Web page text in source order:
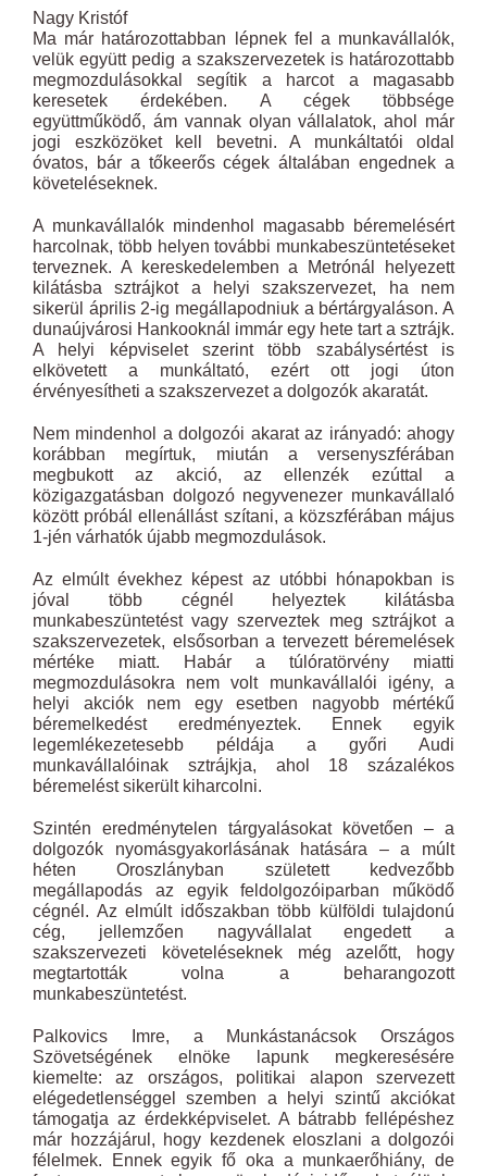
Nagy Kristóf
Ma már határozottabban lépnek fel a munkavállalók,
velük együtt pedig a szakszervezetek is határozottabb
megmozdulásokkal segítik a harcot a magasabb
keresetek érdekében. A cégek többsége
együttműködő, ám vannak olyan vállalatok, ahol már
jogi eszközöket kell bevetni. A munkáltatói oldal
óvatos, bár a tőkeerős cégek általában engednek a
követeléseknek.
A munkavállalók mindenhol magasabb béremelésért
harcolnak, több helyen további munkabeszüntetéseket
terveznek. A kereskedelemben a Metrónál helyezett
kilátásba sztrájkot a helyi szakszervezet, ha nem
sikerül április 2-ig megállapodniuk a bértárgyaláson. A
dunaújvárosi Hankooknál immár egy hete tart a sztrájk.
A helyi képviselet szerint több szabálysértést is
elkövetett a munkáltató, ezért ott jogi úton
érvényesítheti a szakszervezet a dolgozók akaratát.
Nem mindenhol a dolgozói akarat az irányadó: ahogy
korábban megírtuk, miután a versenyszférában
megbukott az akció, az ellenzék ezúttal a
közigazgatásban dolgozó negyvenezer munkavállaló
között próbál ellenállást szítani, a közszférában május
1-jén várhatók újabb megmozdulások.
Az elmúlt évekhez képest az utóbbi hónapokban is
jóval több cégnél helyeztek kilátásba
munkabeszüntetést vagy szerveztek meg sztrájkot a
szakszervezetek, elsősorban a tervezett béremelések
mértéke miatt. Habár a túlóratörvény miatti
megmozdulásokra nem volt munkavállalói igény, a
helyi ak­ciók nem egy esetben nagyobb mértékű
béremelkedést eredményeztek. Ennek egyik
legemlékezetesebb példája a győri Audi
munkavállalóinak sztrájkja, ahol 18 százalékos
béremelést sikerült kiharcolni.
Szintén eredménytelen tárgyalásokat követően – a
dolgozók nyomásgyakorlásának hatására – a múlt
héten Oroszlányban született kedvezőbb
megállapodás az egyik feldolgozóiparban működő
cégnél. Az elmúlt időszakban több külföldi tulajdonú
cég, jellemzően nagyvállalat engedett a
szakszervezeti követeléseknek még azelőtt, hogy
megtartották volna a beharangozott
munkabeszüntetést.
Palkovics Imre, a Munkástanácsok Országos
Szövetségének elnöke lapunk megkeresésére
kiemelte: az országos, politikai alapon szervezett
elégedetlenséggel szemben a helyi szintű akciókat
támogatja az érdekképviselet. A bátrabb fellépéshez
már hozzájárul, hogy kezdenek eloszlani a dolgozói
félelmek. Ennek egyik fő oka a munkaerőhiány, de